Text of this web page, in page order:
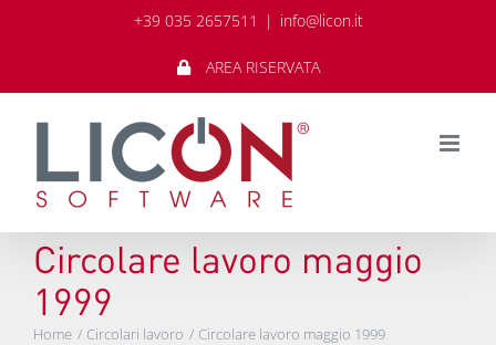
+39 035 2657511 | info@licon.it
AREA RISERVATA
Circolare lavoro maggio
1999
Home Circolari lavoro Circolare lavoro maggio 1999